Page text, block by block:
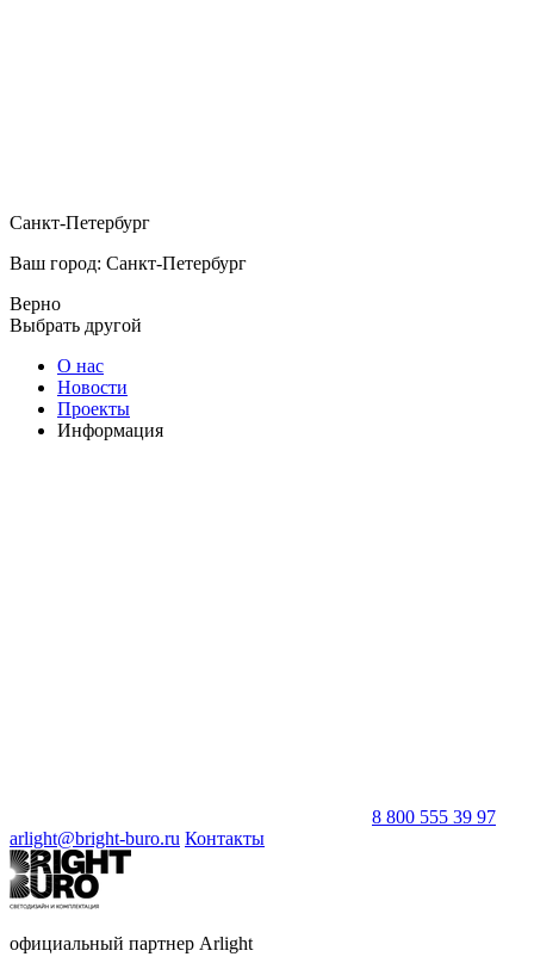
Санкт-Петербург
Ваш город: Санкт-Петербург
Верно
Выбрать другой
О нас
Новости
Проекты
Информация
8 800 555 39 97
arlight@bright-buro.ru Контакты
официальный партнер Arlight